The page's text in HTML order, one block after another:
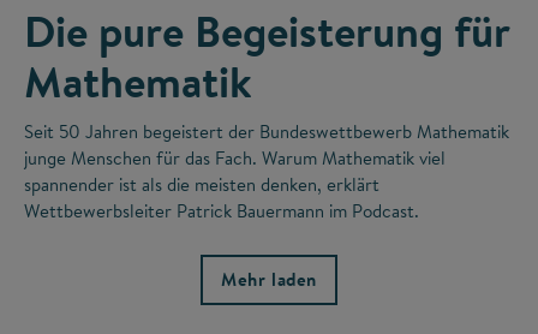
Die pure Begeisterung für
Mathematik
Seit 50 Jahren begeistert der Bundeswettbewerb Mathematik
junge Menschen für das Fach. Warum Mathematik viel
spannender ist als die meisten denken, erklärt
Wettbewerbsleiter Patrick Bauermann im Podcast.
Mehr laden